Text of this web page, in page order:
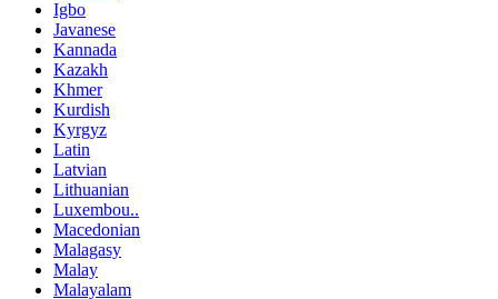
Igbo
Javanese
Kannada
Kazakh
Khmer
Kurdish
Kyrgyz
Latin
Latvian
Lithuanian
Luxembou..
Macedonian
Malagasy
Malay
Malayalam